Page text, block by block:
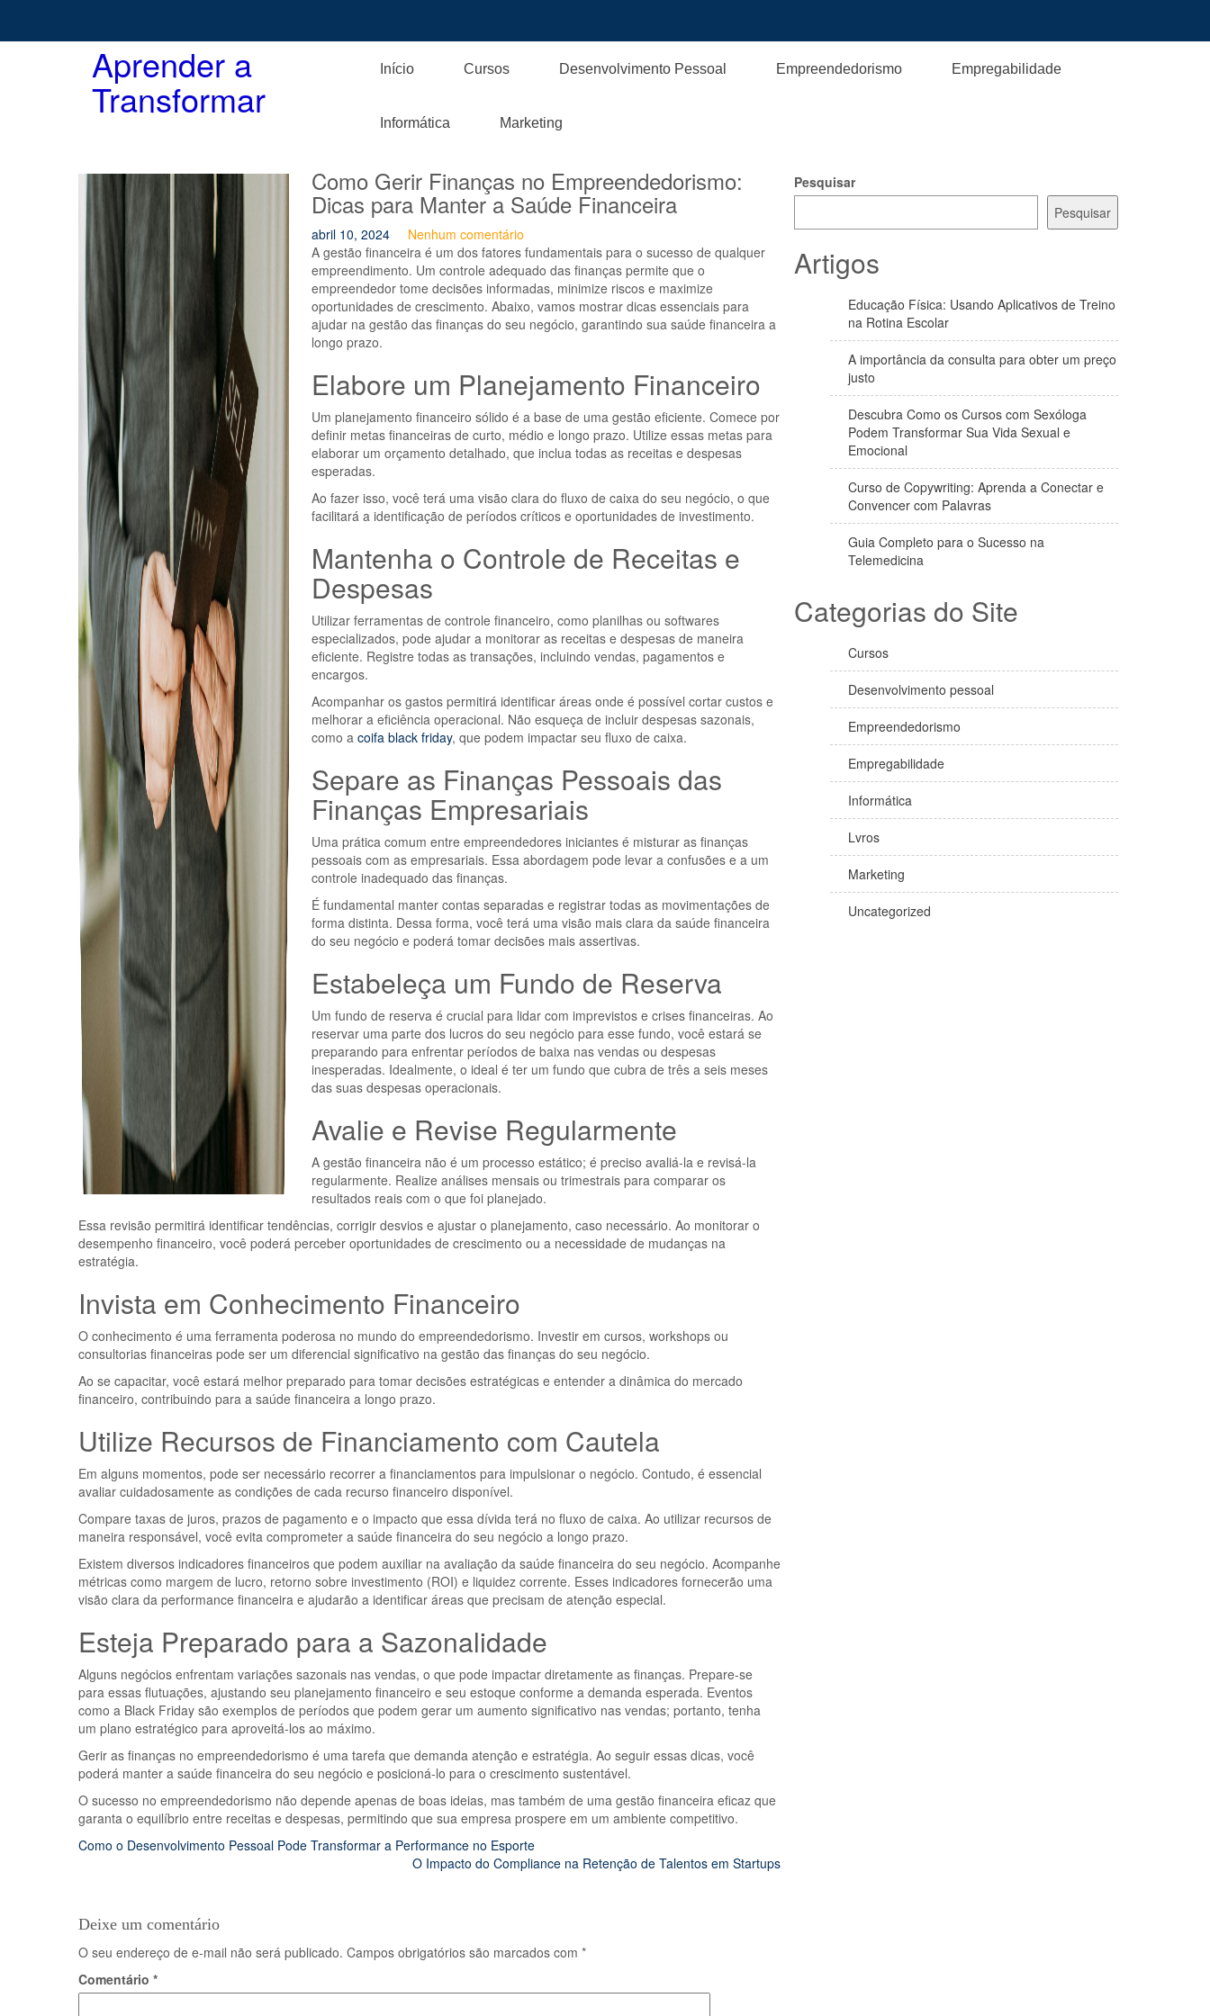
content
Aprender a
Transformar
Início Cursos Desenvolvimento Pessoal Empreendedorismo Empregabilidade
Informática Marketing
Como Gerir Finanças no Empreendedorismo:
Dicas para Manter a Saúde Financeira
abril 10, 2024
Nenhum comentário
A gestão financeira é um dos fatores fundamentais para o sucesso de qualquer
empreendimento. Um controle adequado das finanças permite que o
empreendedor tome decisões informadas, minimize riscos e maximize
oportunidades de crescimento. Abaixo, vamos mostrar dicas essenciais para
ajudar na gestão das finanças do seu negócio, garantindo sua saúde financeira a
longo prazo.
Elabore um Planejamento Financeiro
Um planejamento financeiro sólido é a base de uma gestão eficiente. Comece por
definir metas financeiras de curto, médio e longo prazo. Utilize essas metas para
elaborar um orçamento detalhado, que inclua todas as receitas e despesas
esperadas.
Ao fazer isso, você terá uma visão clara do fluxo de caixa do seu negócio, o que
facilitará a identificação de períodos críticos e oportunidades de investimento.
Mantenha o Controle de Receitas e
Despesas
Utilizar ferramentas de controle financeiro, como planilhas ou softwares
especializados, pode ajudar a monitorar as receitas e despesas de maneira
eficiente. Registre todas as transações, incluindo vendas, pagamentos e
encargos.
Acompanhar os gastos permitirá identificar áreas onde é possível cortar custos e
melhorar a eficiência operacional. Não esqueça de incluir despesas sazonais,
como a coifa black friday, que podem impactar seu fluxo de caixa.
Separe as Finanças Pessoais das
Finanças Empresariais
Uma prática comum entre empreendedores iniciantes é misturar as finanças
pessoais com as empresariais. Essa abordagem pode levar a confusões e a um
controle inadequado das finanças.
É fundamental manter contas separadas e registrar todas as movimentações de
forma distinta. Dessa forma, você terá uma visão mais clara da saúde financeira
do seu negócio e poderá tomar decisões mais assertivas.
Estabeleça um Fundo de Reserva
Um fundo de reserva é crucial para lidar com imprevistos e crises financeiras. Ao
reservar uma parte dos lucros do seu negócio para esse fundo, você estará se
preparando para enfrentar períodos de baixa nas vendas ou despesas
inesperadas. Idealmente, o ideal é ter um fundo que cubra de três a seis meses
das suas despesas operacionais.
Avalie e Revise Regularmente
A gestão financeira não é um processo estático; é preciso avaliá-la e revisá-la
regularmente. Realize análises mensais ou trimestrais para comparar os
resultados reais com o que foi planejado.
Essa revisão permitirá identificar tendências, corrigir desvios e ajustar o planejamento, caso necessário. Ao monitorar o
desempenho financeiro, você poderá perceber oportunidades de crescimento ou a necessidade de mudanças na
estratégia.
Invista em Conhecimento Financeiro
O conhecimento é uma ferramenta poderosa no mundo do empreendedorismo. Investir em cursos, workshops ou
consultorias financeiras pode ser um diferencial significativo na gestão das finanças do seu negócio.
Ao se capacitar, você estará melhor preparado para tomar decisões estratégicas e entender a dinâmica do mercado
financeiro, contribuindo para a saúde financeira a longo prazo.
Utilize Recursos de Financiamento com Cautela
Em alguns momentos, pode ser necessário recorrer a financiamentos para impulsionar o negócio. Contudo, é essencial
avaliar cuidadosamente as condições de cada recurso financeiro disponível.
Compare taxas de juros, prazos de pagamento e o impacto que essa dívida terá no fluxo de caixa. Ao utilizar recursos de
maneira responsável, você evita comprometer a saúde financeira do seu negócio a longo prazo.
Existem diversos indicadores financeiros que podem auxiliar na avaliação da saúde financeira do seu negócio. Acompanhe
métricas como margem de lucro, retorno sobre investimento (ROI) e liquidez corrente. Esses indicadores fornecerão uma
visão clara da performance financeira e ajudarão a identificar áreas que precisam de atenção especial.
Esteja Preparado para a Sazonalidade
Alguns negócios enfrentam variações sazonais nas vendas, o que pode impactar diretamente as finanças. Prepare-se
para essas flutuações, ajustando seu planejamento financeiro e seu estoque conforme a demanda esperada. Eventos
como a Black Friday são exemplos de períodos que podem gerar um aumento significativo nas vendas; portanto, tenha
um plano estratégico para aproveitá-los ao máximo.
Gerir as finanças no empreendedorismo é uma tarefa que demanda atenção e estratégia. Ao seguir essas dicas, você
poderá manter a saúde financeira do seu negócio e posicioná-lo para o crescimento sustentável.
O sucesso no empreendedorismo não depende apenas de boas ideias, mas também de uma gestão financeira eficaz que
garanta o equilíbrio entre receitas e despesas, permitindo que sua empresa prospere em um ambiente competitivo.
Navegação
Post
Como o Desenvolvimento Pessoal Pode Transformar a Performance no Esporte
O Impacto do Compliance na Retenção de Talentos em Startups
Deixe um comentário
O seu endereço de e-mail não será publicado. Campos obrigatórios são marcados com *
Comentário *
Pesquisar
Pesquisar
Artigos
Educação Física: Usando Aplicativos de Treino
na Rotina Escolar
A importância da consulta para obter um preço
justo
Descubra Como os Cursos com Sexóloga
Podem Transformar Sua Vida Sexual e
Emocional
Curso de Copywriting: Aprenda a Conectar e
Convencer com Palavras
Guia Completo para o Sucesso na
Telemedicina
Categorias do Site
Cursos
Desenvolvimento pessoal
Empreendedorismo
Empregabilidade
Informática
Lvros
Marketing
Uncategorized